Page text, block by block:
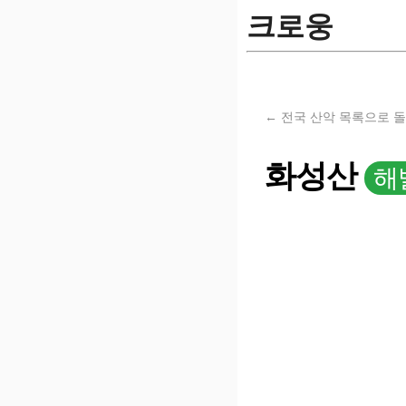
크로웅
← 전국 산악 목록으로
화성산 해